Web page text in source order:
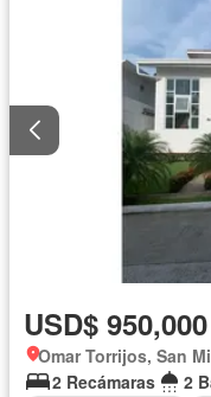
USD$ 950,000
Omar Torrijos, San
2 Recámaras
2